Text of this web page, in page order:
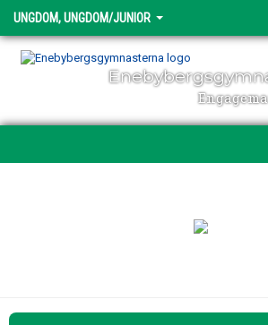
UNGDOM, UNGDOM/JUNIOR